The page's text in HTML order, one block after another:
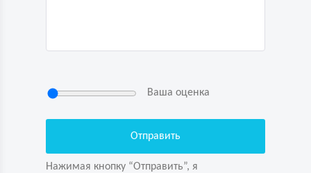
Ваша оценка
Нажимая кнопку “Отправить”, я
Нажимая кнопку “Отправить”, я
согласие на обработку персональных данных